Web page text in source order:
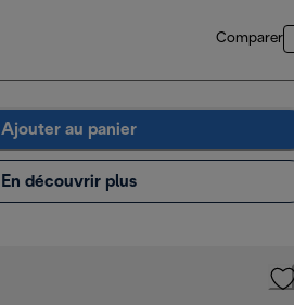
Comparer
Ajouter au panier
En découvrir plus